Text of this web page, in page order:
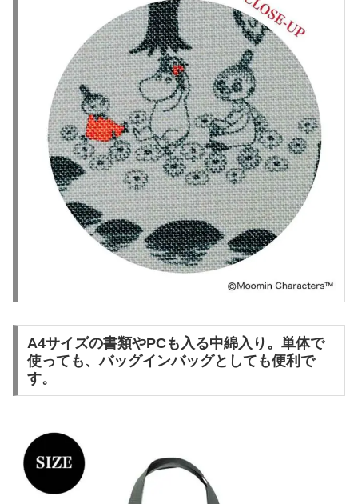
A4サイズの書類やPCも入る中綿入り。単体で
使っても、バッグインバッグとしても便利で
す。